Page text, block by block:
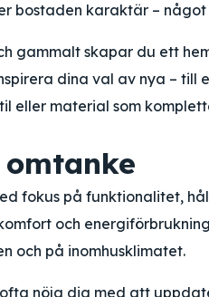
bostaden karaktär –
gammalt skapar du ett
dina val av nya – till
eller material som
fokus på funktionalitet,
och
och på inomhusklimatet.
nöja dig med att